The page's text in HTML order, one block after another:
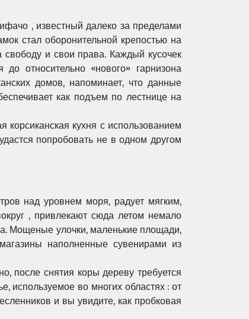
, известный далеко за пределами
стал оборонительной крепостью на
свободу и свои права. Каждый кусочек
относительно «нового» гарнизона
домов, напоминает, что данные
как подъем по лестнице на
корсиканская кухня с использованием
попробовать не в одном другом
над уровнем моря, радует мягким,
, привлекают сюда летом немало
Мощеные улочки, маленькие площади,
наполненные сувенирами из
после снятия коры дереву требуется
используемое во многих областях : от
и вы увидите, как пробковая